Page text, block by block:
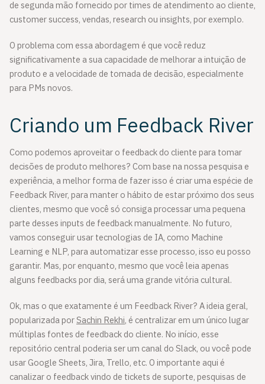
de segunda mão fornecido por times de atendimento ao cliente,
customer success, vendas, research ou insights, por exemplo.
O problema com essa abordagem é que você reduz
significativamente a sua capacidade de melhorar a intuição de
produto e a velocidade de tomada de decisão, especialmente
para PMs novos.
Criando um Feedback River
Como podemos aproveitar o feedback do cliente para tomar
decisões de produto melhores? Com base na nossa pesquisa e
experiência, a melhor forma de fazer isso é criar uma espécie de
Feedback River, para manter o hábito de estar próximo dos seus
clientes, mesmo que você só consiga processar uma pequena
parte desses inputs de feedback manualmente. No futuro,
vamos conseguir usar tecnologias de IA, como Machine
Learning e NLP, para automatizar esse processo, isso eu posso
garantir. Mas, por enquanto, mesmo que você leia apenas
alguns feedbacks por dia, será uma grande vitória cultural.
Ok, mas o que exatamente é um Feedback River? A ideia geral,
popularizada porSachin Rekhi, é centralizar em um único lugar
múltiplas fontes de feedback do cliente. No início, esse
repositório central poderia ser um canal do Slack, ou você pode
usar Google Sheets, Jira, Trello, etc. O importante aqui é
canalizar o feedback vindo de tickets de suporte, pesquisas de